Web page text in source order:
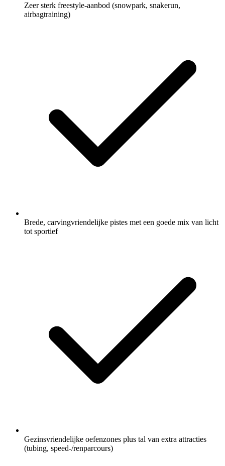
Zeer sterk freestyle-aanbod (snowpark, snakerun,
airbagtraining)
Brede, carvingvriendelijke pistes met een goede mix van licht
tot sportief
Gezinsvriendelijke oefenzones plus tal van extra attracties
(tubing, speed-/renparcours)